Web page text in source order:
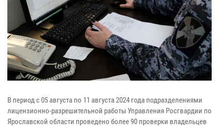
В период с 05 августа по 11 августа 2024 года подразделениями
лицензионно-разрешительной работы Управления Росгвардии по
Ярославской области проведено более 90 проверки владельцев